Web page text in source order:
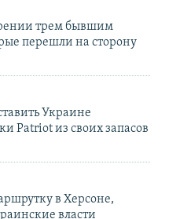
трем бывшим
перешли на сторону
Украине
Patriot из своих запасов
в Херсоне,
власти